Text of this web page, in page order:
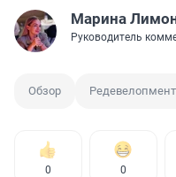
Марина
Руководитель
Обзор Редевелопмент
0 0